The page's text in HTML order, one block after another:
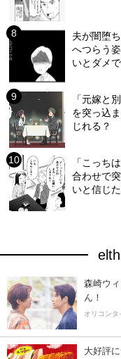
夫が闇堕
へつらう
いとダメ
「元嫁と
を突っ込
じれる？
「こっち
合わせで
いと信じ
森崎ウ
ん！
オリコンタ
大好評